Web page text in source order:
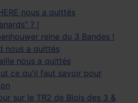
nous a quittés
? !
reine du 3 Bandes !
nous a quittés
nous a quittés
ce qu'il faut savoir pour
sur le TR2 de Blois des 3 &